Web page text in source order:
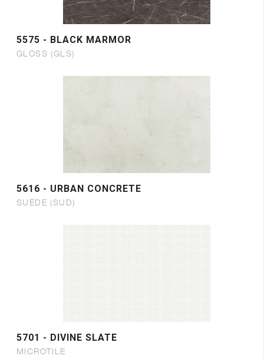
5575 - BLACK MARMOR
GLOSS (GLS)
5616 - URBAN CONCRETE
SUEDE (SUD)
5701 - DIVINE SLATE
MICROTILE